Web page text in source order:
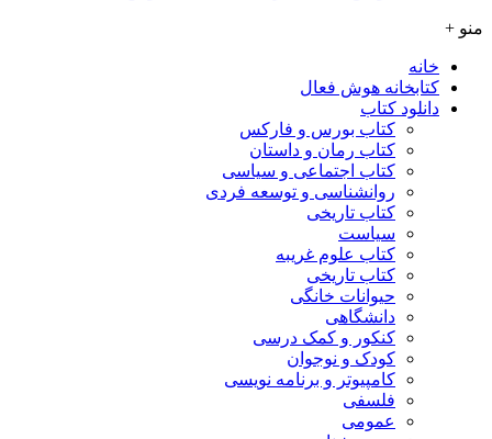
منو +
خانه
کتابخانه هوش فعال
دانلود کتاب
کتاب بورس و فارکس
کتاب رمان و داستان
کتاب اجتماعی و سیاسی
روانشناسی و توسعه فردی
کتاب تاریخی
سیاست
کتاب علوم غریبه
کتاب تاریخی
حیوانات خانگی
دانشگاهی
کنکور و کمک‌ درسی
کودک و نوجوان
کامپیوتر و برنامه نویسی
فلسفی
عمومی